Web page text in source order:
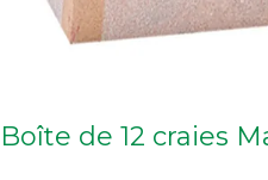
Boîte de 12 craies